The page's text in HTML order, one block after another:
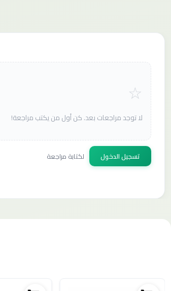
لا توجد مراجعات بعد. كن أول من يكتب مراجعة!
تسجيل الدخول لكتابة مراجعة